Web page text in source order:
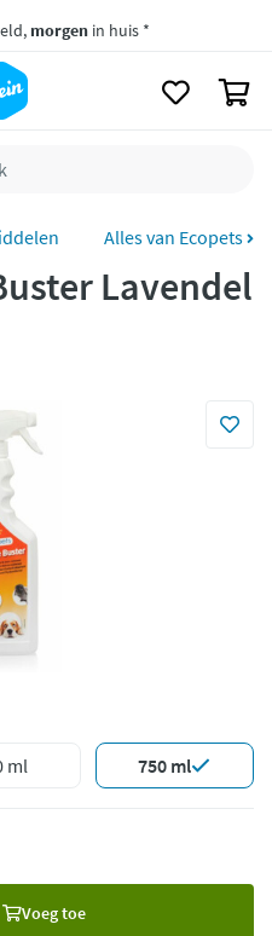
vanaf 35,- *
bezorgd
Klarna
Alles van Ecopets
Lavendel
ml 750 ml
Voeg toe